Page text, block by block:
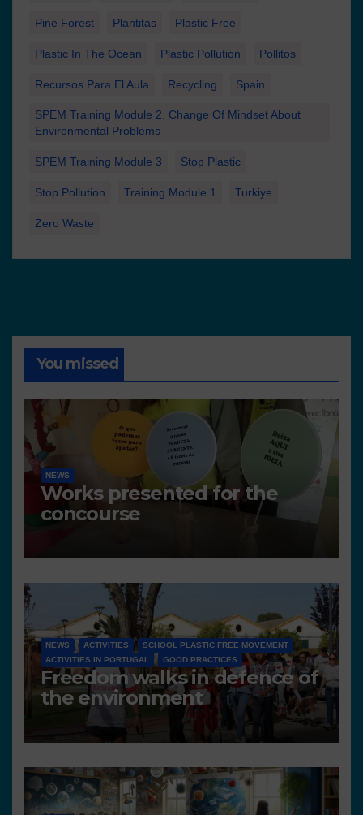
Pine Forest Plantitas Plastic Free
Plastic In The Ocean Plastic Pollution Pollitos
Recursos Para El Aula Recycling Spain
SPEM Training Module 2. Change Of Mindset About
Environmental Problems
SPEM Training Module 3 Stop Plastic
Stop Pollution Training Module 1 Turkiye
Zero Waste
You missed
NEWS
Works presented for the
concourse
NEWS ACTIVITIES
SCHOOL PLASTIC FREE MOVEMENT
ACTIVITIES IN PORTUGAL
GOOD PRACTICES
Freedom walks in defence of
the environment